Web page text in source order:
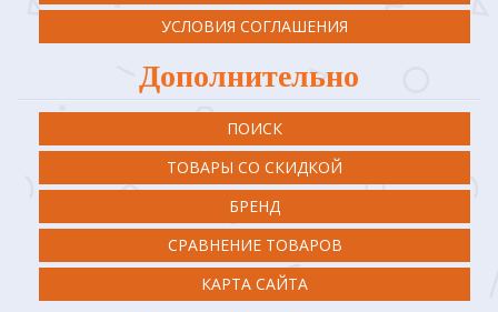
УСЛОВИЯ СОГЛАШЕНИЯ
Дополнительно
ПОИСК
ТОВАРЫ СО СКИДКОЙ
БРЕНД
СРАВНЕНИЕ ТОВАРОВ
КАРТА САЙТА